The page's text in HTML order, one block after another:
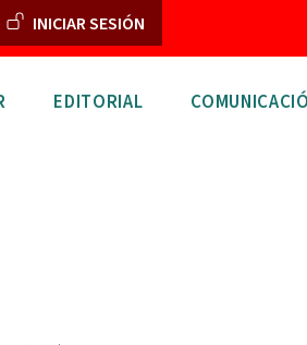
Menú de cuenta de
INICIAR SESIÓN
EDITORIAL